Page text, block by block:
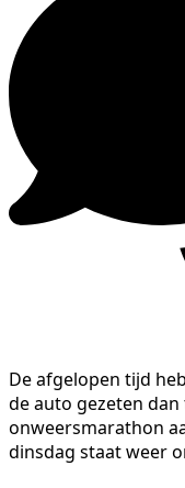
De afgelopen tijd
de auto gezeten
onweersmarathon
dinsdag staat weer